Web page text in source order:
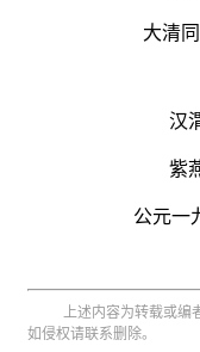
大清
汉
紫
公元一
上述内容为转载或编
如侵权请联系删除。